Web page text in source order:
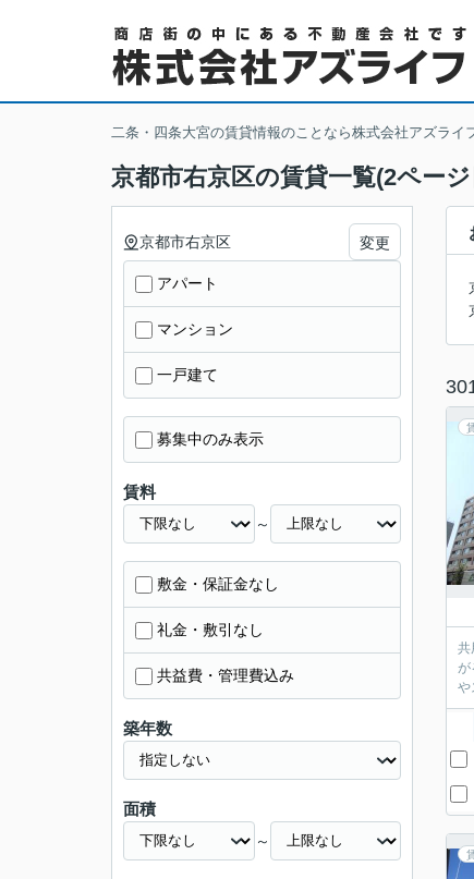
二条・四条大宮の賃貸情報のことなら株式会社アズライ
京都市右京区の賃貸一覧(2ペー
共
が
や
京都市右京区 変更
アパート
マンション
一戸建て
募集中のみ表示
賃料
～
敷金・保証金なし
礼金・敷引なし
共益費・管理費込み
築年数
面積
～